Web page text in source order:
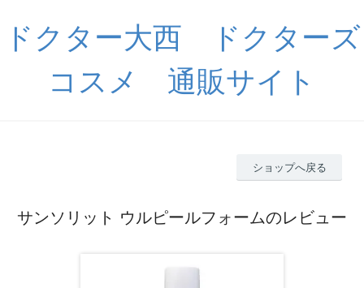
ドクター大西 ドクターズ
コスメ 通販サイト
ショップへ戻る
サンソリット ウルピールフォームのレビュー